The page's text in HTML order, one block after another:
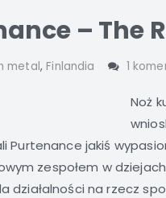
– The
metal, Finlandia 1
Noż
Purtenance jakiś
zespołem w dziejach
działalności na rzecz